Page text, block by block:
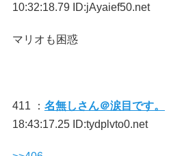
10:32:18.79 ID:jAyaief50.net
マリオも困惑
411 ： 名無しさん＠涙目です。
18:43:17.25 ID:tydplvto0.net